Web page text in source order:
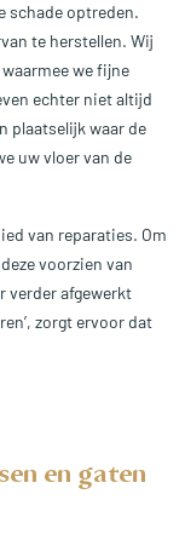
schade optreden.
te herstellen. Wij
we fijne
echter niet altijd
plaatselijk waar de
uw vloer van de
van reparaties. Om
voorzien van
verder afgewerkt
zorgt ervoor dat
en gaten